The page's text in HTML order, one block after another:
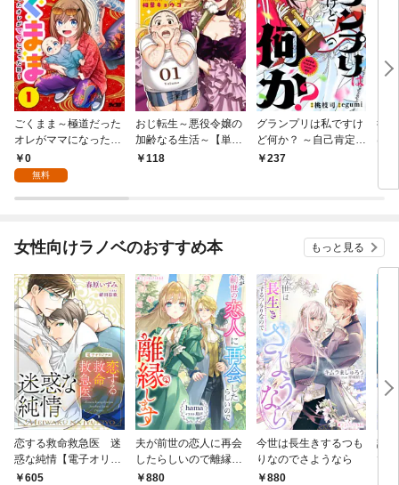
ごくまま～極道だった
オレがママになった話
～【単話】（１）
0
無料
おじ転生～悪役令嬢の
加齢なる生活～【単
話】（１）
118
グランプリは私ですけ
ど何か？ ～自己肯定モ
ンスターのミスコン無
237
後
は
女性向けラノベのおすすめ本 もっと見る
恋する救命救急医 迷
惑な純情【電子オリジ
ナル】
605
夫が前世の恋人に再会
したらしいので離縁し
ます880
今世は長生きするつも
りなのでさようなら
880
話
で